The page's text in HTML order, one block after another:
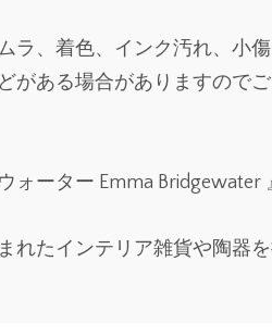
ラ、着色、インク汚れ、小
がある場合がありますので
ォーター Emma Bridgewater
れたインテリア雑貨や陶器